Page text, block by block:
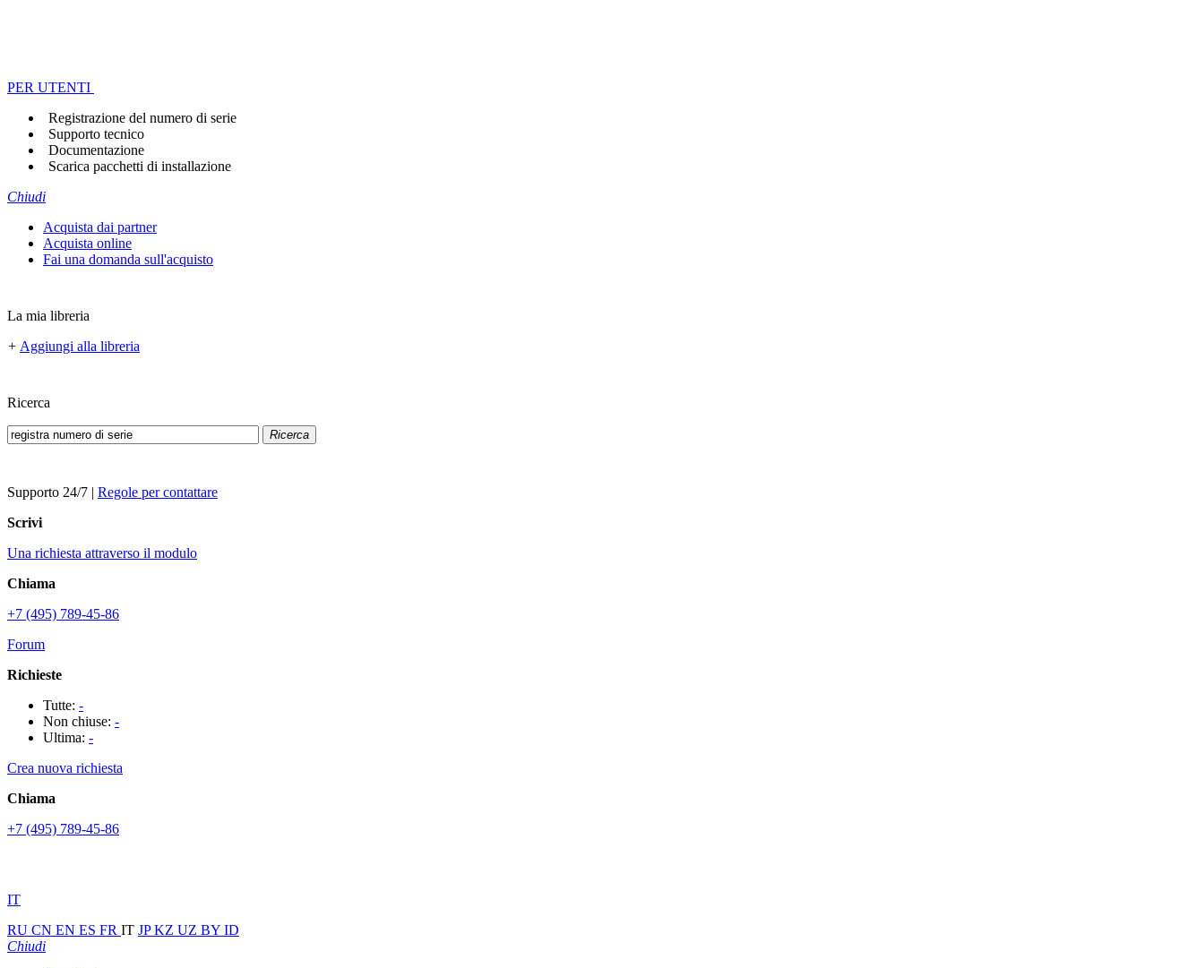
PER UTENTI
Registrazione del numero di serie
Supporto tecnico
Documentazione
Scarica pacchetti di installazione
Chiudi
Acquista dai partner
Acquista online
Fai una domanda sull'acquisto
La mia libreria
+ Aggiungi alla libreria
Ricerca
Ricerca
Supporto 24/7 | Regole per contattare
Scrivi
Una richiesta attraverso il modulo
Chiama
+7 (495) 789-45-86
Forum
Richieste
Tutte: -
Non chiuse: -
Ultima: -
Crea nuova richiesta
Chiama
+7 (495) 789-45-86
IT
RU CN EN ES FR IT JPKZ UZ BY ID
Chiudi